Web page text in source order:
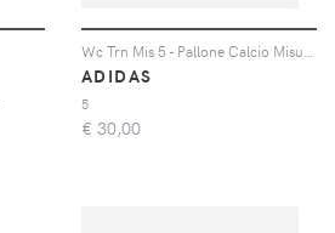
ADIDAS
5
€ 30,00